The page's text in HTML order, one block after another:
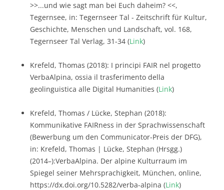
>>...und wie sagt man bei Euch daheim? <<,
Tegernsee, in: Tegernseer Tal - Zeitschrift für Kultur,
Geschichte, Menschen und Landschaft, vol. 168,
Tegernseer Tal Verlag, 31-34 (Link)
Krefeld, Thomas (2018): I principi FAIR nel progetto
VerbaAlpina, ossia il trasferimento della
geolinguistica alle Digital Humanities (Link)
Krefeld, Thomas / Lücke, Stephan (2018):
Kommunikative FAIRness in der Sprachwissenschaft
(Bewerbung um den Communicator-Preis der DFG),
in: Krefeld, Thomas | Lücke, Stephan (Hrsgg.)
(2014–):VerbaAlpina. Der alpine Kulturraum im
Spiegel seiner Mehrsprachigkeit, München, online,
https://dx.doi.org/10.5282/verba-alpina (Link)